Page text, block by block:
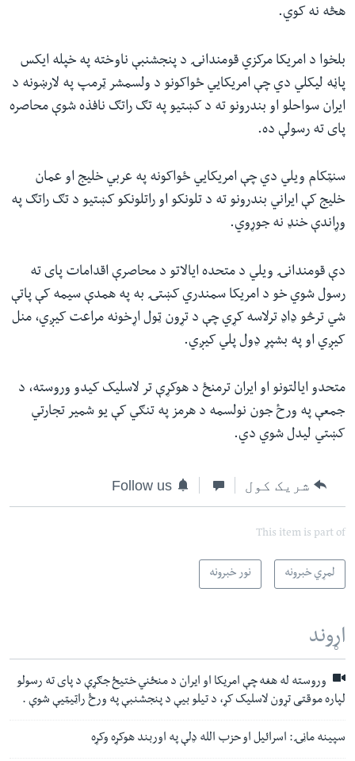
هڅه نه کوي.
بلخوا د امریکا مرکزي قومندانۍ د پنجشنبې ناوخته په خپله ایکس
پاڼه لیکلي دي چې امریکایي ځواکونو د ولسمشر ټرمپ په لارښونه د
ایران سواحلو او بندرونو ته د کښتیو په تګ راتګ نافذه شوې محاصره
پای ته رسولې ده.
سنټکام ویلي دي چې امریکایي ځواکونه په عربي خلیج او عمان
خلیج کې ایراني بندرونو ته د تلونکو او راتلونکو کښتیو د تګ راتګ په
وړاندې خنډ نه جوړوي.
دې قومندانۍ ویلي د متحده ایالاتو د محاصرې اقدامات پای ته
رسول شوي خو د امریکا سمندري کښتۍ به په همدې سیمه کې پاتې
شي ترڅو ډاډ ترلاسه کړي چې د تړون ټول اړخونه مراعت کیږي، منل
کیږي او په بشپړ ډول پلي کیږي.
متحدو ایالتونو او ایران ترمنځ د هوکړې تر لاسلیک کیدو وروسته، د
جمعې په ورځ جون نولسمه د هرمز په تنګي کې یو شمیر تجارتي
کښتي لیدل شوي دي.
شریک کول Follow us
This item is part of
لمړي خبرونه نور خبرونه
اړوند
وروسته له هغه چې امریکا او ایران د منځني ختیځ جګړې د پای ته رسولو
لپاره موقتی تړون لاسلیک کړ، د تیلو بیې د پنجشنبې په ورځ راټیټیې شوې .
سپینه ماڼۍ: اسرائیل او حزب الله ډلې په اوربند هوکړه وکړه